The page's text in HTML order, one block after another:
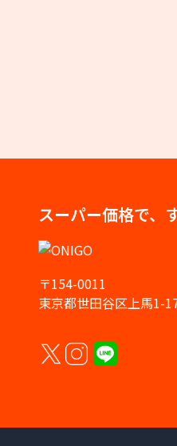
スーパー価格で、
〒154-0011
東京都世田谷区上馬1-